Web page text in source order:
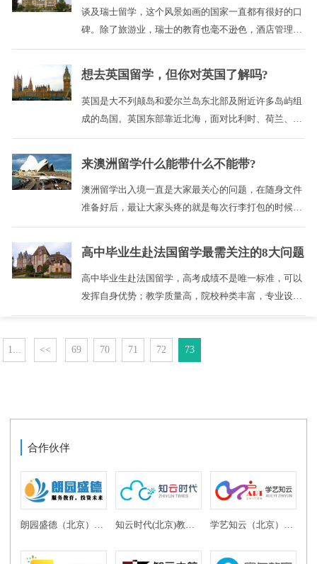
谈及瑞士留学，这个风景如画的国家一直都有很好的口
碑。除了旅游业，瑞士的教育也毫不逊色，酒店管理和
旅游管理是瑞士留学的强势学科。 ...
想去英国留学，但你对英国了解吗?
英国是大不列颠岛和爱尔兰岛东北部及附近许多岛屿组
成的岛国。英国东部靠近北海，面对比利时、荷兰、德
国、丹麦和挪威等国家;西邻爱尔兰，隔着大西洋与美
来澳洲留学什么能带什么不能带?
澳洲留学出入境一直是大家最关心的问题，在随身文件
准备好后，最让大家头疼的就是每次行李打包的时候
了。众所周知，澳洲机场的监管力度非常严格，为了保
限制一直都在变得更严。 ...
高中毕业生赴法国留学最需关注的8大问题
高中毕业生赴法国留学，高考成绩不是唯一标准，可以
发挥自身优势；教学质量高，院校种类丰富，专业设置
齐全，可以满足各类学生的需求 ...
1... << 69 70 71 72 73
合作伙伴